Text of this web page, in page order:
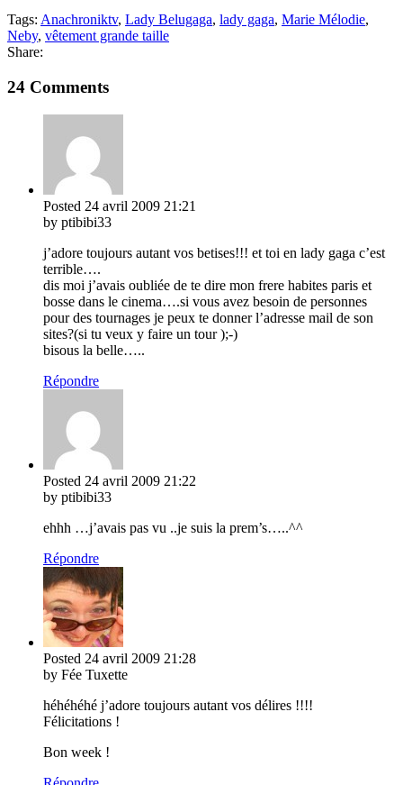
Tags: Anachroniktv, Lady Belugaga, lady gaga, Marie Mélodie,
Neby, vêtement grande taille
Share:
24 Comments
Posted 24 avril 2009 21:21
by ptibibi33
j’adore toujours autant vos betises!!! et toi en lady gaga c’est
terrible….
dis moi j’avais oubliée de te dire mon frere habites paris et
bosse dans le cinema….si vous avez besoin de personnes
pour des tournages je peux te donner l’adresse mail de son
sites?(si tu veux y faire un tour );-)
bisous la belle…..
Répondre
Posted 24 avril 2009 21:22
by ptibibi33
ehhh …j’avais pas vu ..je suis la prem’s…..^^
Répondre
Posted 24 avril 2009 21:28
by Fée Tuxette
héhéhéhé j’adore toujours autant vos délires !!!!
Félicitations !
Bon week !